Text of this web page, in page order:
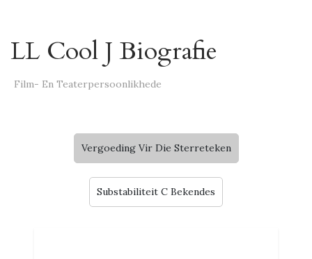
LL Cool J Biografie
Film- En Teaterpersoonlikhede
Vergoeding Vir Die Sterreteken
Substabiliteit C Bekendes